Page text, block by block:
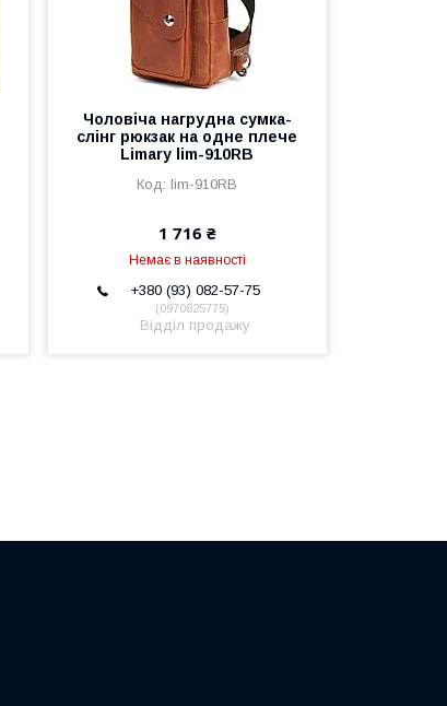
Чоловіча нагрудна сумка-
слінг рюкзак на одне плече
Limary lim-910RB
lim-910RB
1 716 ₴
Немає в наявності
+380 (93) 082-57-75
0970825775
Відділ продажу